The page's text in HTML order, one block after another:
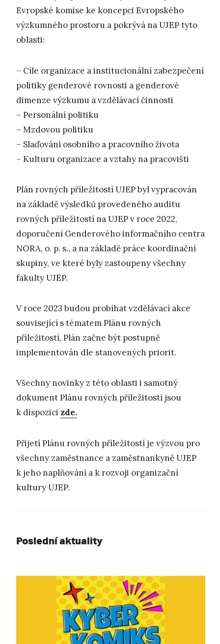
Evropské komise ke koncepci Evropského
výzkumného prostoru a pokrývá na UJEP tyto
oblasti:
– Cíle organizace a institucionální zabezpečení
politiky genderové rovnosti a genderové
dimenze výzkumu a vzdělávací činnosti
– Personální politiku
– Mzdovou politiku
– Slaďování osobního a pracovního života
– Kulturu organizace a vztahy na pracovišti
Plán rovných příležitostí UJEP byl vypracován
na základě výsledků provedeného auditu
rovných příležitostí na UJEP v roce 2022,
doporučení Genderového informačního centra
NORA, o. p. s., a na základě práce koordinační
skupiny, ve které byly zastoupeny všechny
fakulty UJEP.
V roce 2023 budou probíhat vzdělávací akce
související s tématem Plánu rovných
příležitostí, Plán začne být postupně
implementován dle stanovených priorit.
Všechny novinky z této oblasti i samotný
dokument Plánu rovných příležitostí jsou
k dispozici zde.
Přijetí Plánu rovných příležitostí je výzvou pro
všechny zaměstnance a zaměstnankyně UJEP
k jeho naplňování a k rozvoji organizační
kultury UJEP.
Poslední aktuality